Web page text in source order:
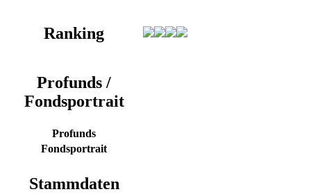
Ranking
Profunds /
Fondsportrait
Profunds
Fondsportrait
Stammdaten